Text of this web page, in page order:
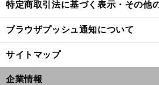
特定商取引法に基づく表示・その他
ブラウザプッシュ通知について
サイトマップ
企業情報